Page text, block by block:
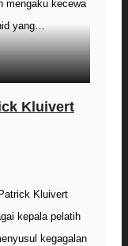
mengaku kecewa
yang…
Kluivert
Kluivert
kepala pelatih
kegagalan